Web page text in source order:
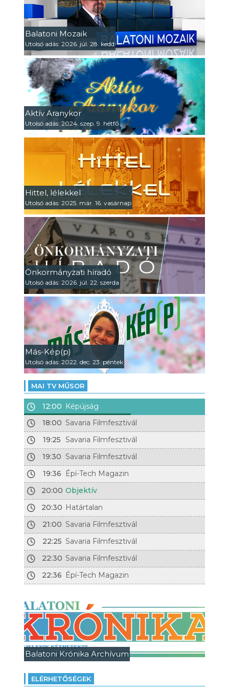
Balatoni Mozaik
Utolsó adás: 2026. júl. 28. kedd
Aktív Aranykor
Utolsó adás: 2024. szep. 9. hétfő
Hittel, lélekkel
Utolsó adás: 2025. már. 16. vasárnap
Önkormányzati híradó
Utolsó adás: 2026. júl. 22. szerda
Más-Kép(p)
Utolsó adás: 2022. dec. 23. péntek
MAI TV MŰSOR
12:00 Képújság
18:00 Savaria Filmfesztivál
19:25 Savaria Filmfesztivál
19:30 Savaria Filmfesztivál
19:36
Épí-Tech Magazin
20:00 Objektív
20:30 Határtalan
21:00 Savaria Filmfesztivál
22:25 Savaria Filmfesztivál
22:30 Savaria Filmfesztivál
22:36 Épí-Tech Magazin
Balatoni Krónika Archívum
ELÉRHETŐSÉGEK